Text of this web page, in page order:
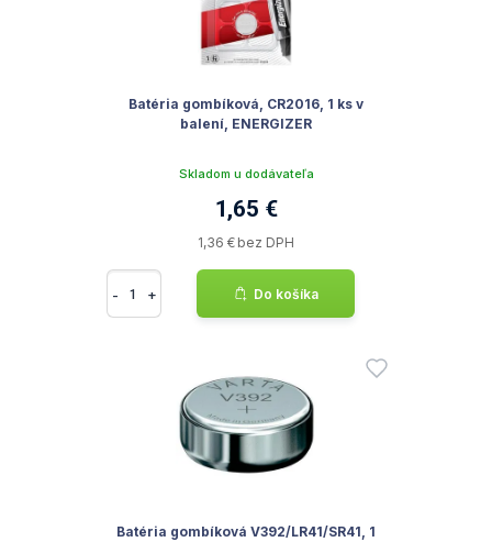
Batéria gombíková, CR2016, 1 ks v
balení, ENERGIZER
Skladom u dodávateľa
1,65 €
1,36 € bez DPH
- + Do košíka
Batéria gombíková V392/LR41/SR41, 1